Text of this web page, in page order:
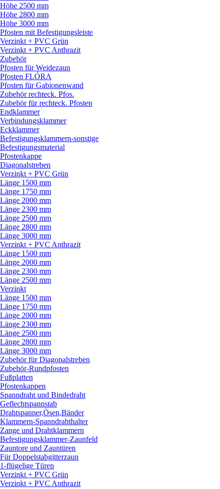
Höhe 2500 mm
Höhe 2800 mm
Höhe 3000 mm
Pfosten mit Befestigungsleiste
Verzinkt + PVC Grün
Verzinkt + PVC Anthrazit
Zubehör
Pfosten für Weidezaun
Pfosten FLÓRA
Pfosten für Gabionenwand
Zubehör rechteck. Pfos.
Zubehör für rechteck. Pfosten
Endklammer
Verbindungsklammer
Eckklammer
Befestigungsklammern-sonstige
Befestigungsmaterial
Pfostenkappe
Diagonalstreben
Verzinkt + PVC Grün
Länge 1500 mm
Länge 1750 mm
Länge 2000 mm
Länge 2300 mm
Länge 2500 mm
Länge 2800 mm
Länge 3000 mm
Verzinkt + PVC Anthrazit
Länge 1500 mm
Länge 2000 mm
Länge 2300 mm
Länge 2500 mm
Verzinkt
Länge 1500 mm
Länge 1750 mm
Länge 2000 mm
Länge 2300 mm
Länge 2500 mm
Länge 2800 mm
Länge 3000 mm
Zubehör für Diagonalstreben
Zubehör-Rundpfosten
Fußplatten
Pfostenkappen
Spanndraht und Bindedraht
Geflechtspannstab
Drahtspanner,Ösen,Bänder
Klammern-Spanndrahthalter
Zange und Drahtklammern
Befestigungsklammer-Zaunfeld
Zauntore und Zauntüren
Für Doppelstabgitterzaun
1-flügelige Türen
Verzinkt + PVC Grün
Verzinkt + PVC Anthrazit